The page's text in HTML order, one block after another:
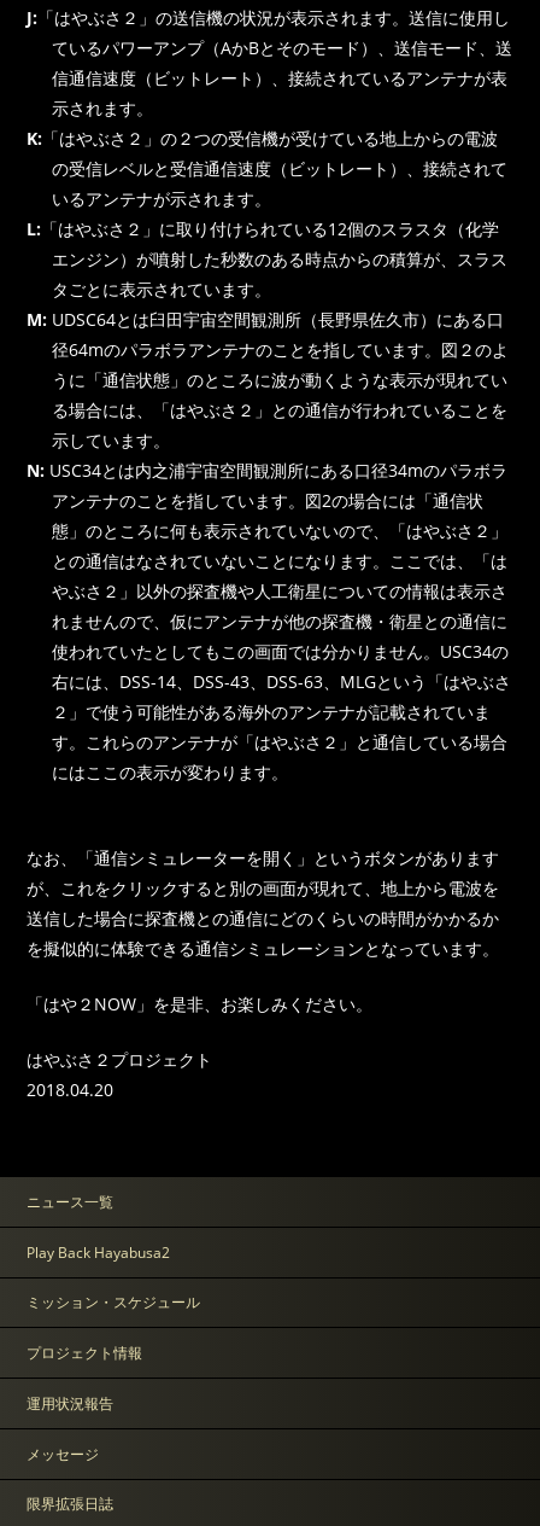
J: 「はやぶさ２」の送信機の状況が表示されます。送信に使用し
ているパワーアンプ（AかBとそのモード）、送信モード、送
信通信速度（ビットレート）、接続されているアンテナが表
示されます。
K: 「はやぶさ２」の２つの受信機が受けている地上からの電波
の受信レベルと受信通信速度（ビットレート）、接続されて
いるアンテナが示されます。
L: 「はやぶさ２」に取り付けられている12個のスラスタ（化学
エンジン）が噴射した秒数のある時点からの積算が、スラス
タごとに表示されています。
M: UDSC64とは臼田宇宙空間観測所（長野県佐久市）にある口
径64mのパラボラアンテナのことを指しています。図２のよ
うに「通信状態」のところに波が動くような表示が現れてい
る場合には、「はやぶさ２」との通信が行われていることを
示しています。
N: USC34とは内之浦宇宙空間観測所にある口径34mのパラボラ
アンテナのことを指しています。図2の場合には「通信状
態」のところに何も表示されていないので、「はやぶさ２」
との通信はなされていないことになります。ここでは、「は
やぶさ２」以外の探査機や人工衛星についての情報は表示さ
れませんので、仮にアンテナが他の探査機・衛星との通信に
使われていたとしてもこの画面では分かりません。USC34の
右には、DSS-14、DSS-43、DSS-63、MLGという「はやぶさ
２」で使う可能性がある海外のアンテナが記載されていま
す。これらのアンテナが「はやぶさ２」と通信している場合
にはここの表示が変わります。
なお、「通信シミュレーターを開く」というボタンがあります
が、これをクリックすると別の画面が現れて、地上から電波を
送信した場合に探査機との通信にどのくらいの時間がかかるか
を擬似的に体験できる通信シミュレーションとなっています。
「はや２NOW」を是非、お楽しみください。
はやぶさ２プロジェクト
2018.04.20
ニュース一覧
Play Back Hayabusa2
ミッション・スケジュール
プロジェクト情報
運用状況報告
メッセージ
限界拡張日誌